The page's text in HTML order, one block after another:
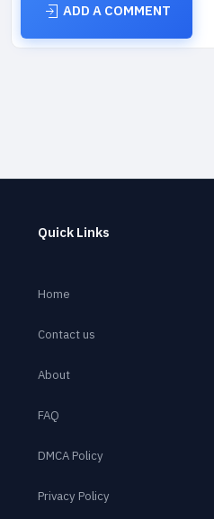
ADD A COMMENT
Quick Links
Home
Contact us
About
FAQ
DMCA Policy
Privacy Policy